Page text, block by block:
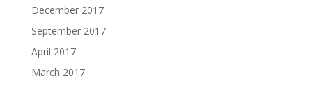
December 2017
September 2017
April 2017
March 2017